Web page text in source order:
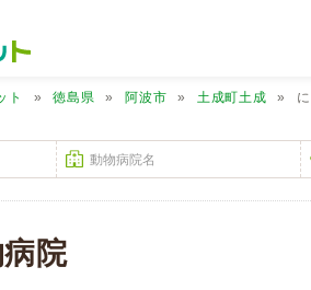
ト 徳島県 阿波市 土成町土成
院